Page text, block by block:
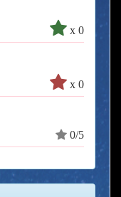
x 0
x 0
0/5